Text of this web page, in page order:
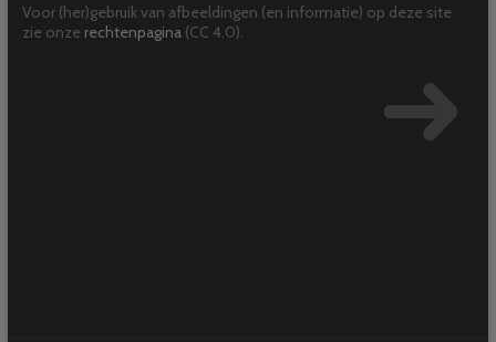
Voor (her)gebruik van afbeeldingen (en informatie) op deze site
zie onze rechtenpagina(CC 4.0).